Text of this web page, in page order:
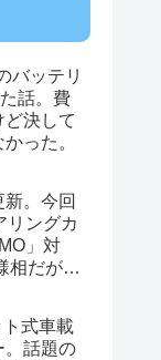
バッテリ
話。費
ど決して
った。
。今回
リングカ
」対
相だが、
式車載
。話題の